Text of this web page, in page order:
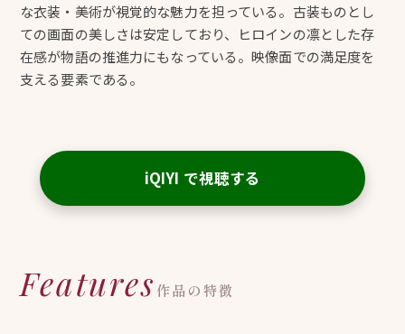
な衣装・美術が視覚的な魅力を担っている。古装ものとし
ての画面の美しさは安定しており、ヒロインの凛とした存
在感が物語の推進力にもなっている。映像面での満足度を
支える要素である。
iQIYI で視聴する
Features 作品の特徴